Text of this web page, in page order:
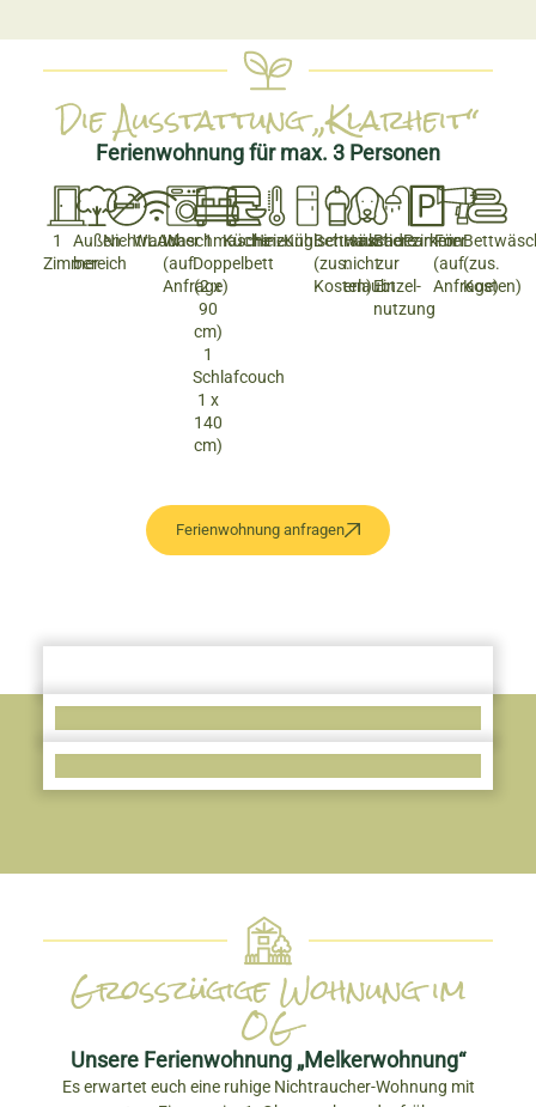
Die Ausstattung „Klarheit“
Ferienwohnung für max. 3 Personen
1
Zimmer
Außen­
bereich
Nichtraucher
WLANWaschmaschine
(auf
Anfrage)
1
Doppelbett
(2 x
90
cm)
1
Schlafcouch
1 x
140
cm)
KücheHeizungKühlschrank
Bettwäsche
(zus.
Kosten)
Haustiere
nicht
erlaubt
Badezimmer
zur
Einzel­
nutzung
Parken
Fön
(auf
Anfrage)
(zus.
Kosten)
Ferienwohnung anfragen
Großzügige Wohnung im
OG
Unsere Ferienwohnung „Melkerwohnung“
Es erwartet euch eine ruhige Nichtraucher-Wohnung mit